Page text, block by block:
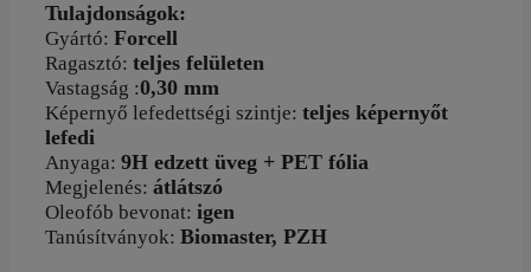
Tulajdonságok:
Gyártó: Forcell
Ragasztó: teljes felületen
Vastagság :0,30 mm
Képernyő lefedettségi szintje: teljes képernyőt
lefedi
Anyaga: 9H edzett üveg + PET fólia
Megjelenés: átlátszó
Oleofób bevonat: igen
Tanúsítványok: Biomaster, PZH